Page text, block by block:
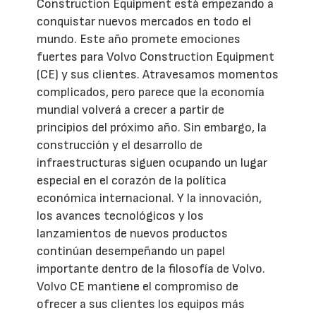
Construction Equipment está empezando a
conquistar nuevos mercados en todo el
mundo. Este año promete emociones
fuertes para Volvo Construction Equipment
(CE) y sus clientes. Atravesamos momentos
complicados, pero parece que la economía
mundial volverá a crecer a partir de
principios del próximo año. Sin embargo, la
construcción y el desarrollo de
infraestructuras siguen ocupando un lugar
especial en el corazón de la política
económica internacional. Y la innovación,
los avances tecnológicos y los
lanzamientos de nuevos productos
continúan desempeñando un papel
importante dentro de la filosofía de Volvo.
Volvo CE mantiene el compromiso de
ofrecer a sus clientes los equipos más